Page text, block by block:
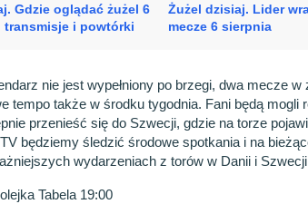
Gdzie oglądać żużel 6
transmisje i powtórki
Żużel dzisiaj. Lider
mecze 6 sierpnia
nie jest wypełniony po brzegi, dwa mecze w
tempo także w środku tygodnia. Fani będą mogli
przenieść się do Szwecji, gdzie na torze
będziemy śledzić środowe spotkania i na
wydarzeniach z torów w Danii i
Tabela 19:00